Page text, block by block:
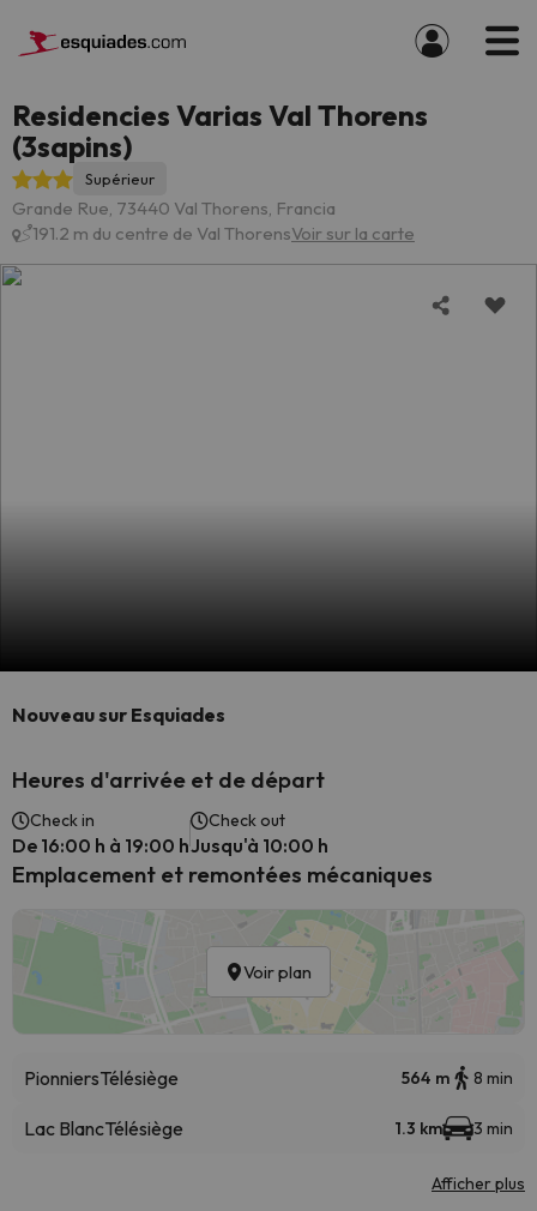
Residencies Varias Val Thorens
(3sapins)
Supérieur
Grande Rue, 73440 Val Thorens, Francia
191.2 m du centre de Val ThorensVoir sur la carte
Nouveau sur Esquiades
Heures d'arrivée et de départ
Check in
De 16:00 h à 19:00 h
Check out
Jusqu'à 10:00 h
Emplacement et remontées mécaniques
Voir plan
PionniersTélésiège 564 m 8 min
Lac BlancTélésiège 1.3 km 3 min
Afficher plus